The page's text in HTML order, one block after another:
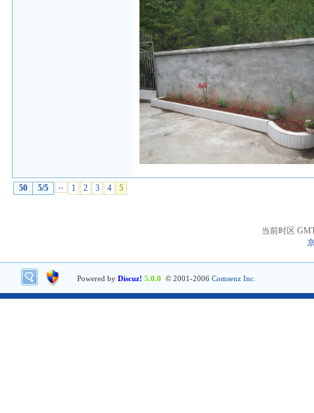
50 5/5 ‹‹ 1 2 3 4 5
当前时区
Powered by Discuz! 5.0.0 © 2001-2006 Comsenz Inc.